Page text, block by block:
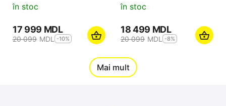
în stoc
17 999 MDL
20 099 MDL -10%
în stoc
18 499 MDL
20 099 MDL -8%
-10%
Mai mult